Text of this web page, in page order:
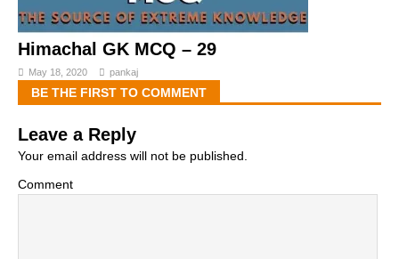
Himachal GK MCQ – 29
May 18, 2020 pankaj
BE THE FIRST TO COMMENT
Leave a Reply
Your email address will not be published.
Comment